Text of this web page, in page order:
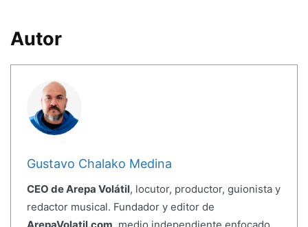
Autor
Gustavo Chalako Medina
CEO de Arepa Volátil, locutor, productor, guionista y
redactor musical. Fundador y editor de